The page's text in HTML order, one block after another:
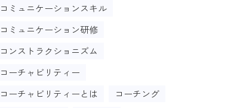
コミュニケーションスキル
コミュニケーション研修
コンストラクショニズム
コーチャビリティー
コーチャビリティーとは
コーチング